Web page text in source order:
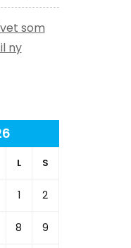
som
ny
L S
1 2
8 9